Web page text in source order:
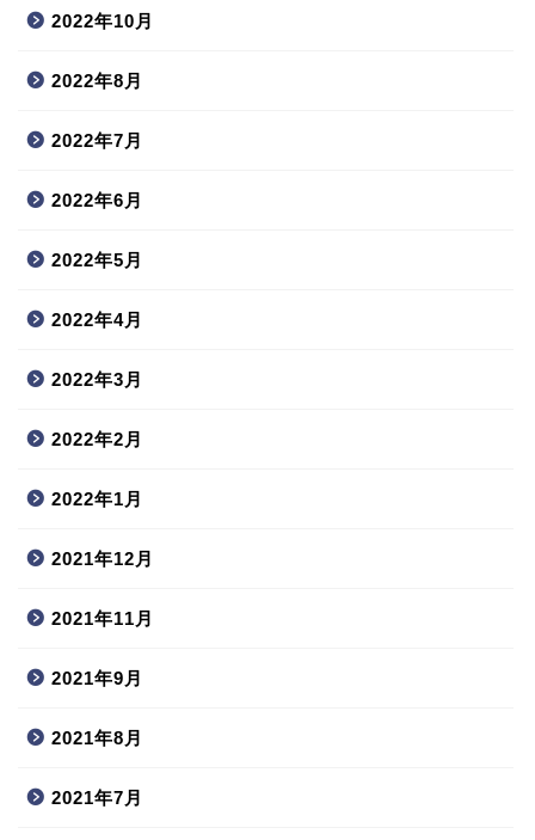
2022年10月
2022年8月
2022年7月
2022年6月
2022年5月
2022年4月
2022年3月
2022年2月
2022年1月
2021年12月
2021年11月
2021年9月
2021年8月
2021年7月